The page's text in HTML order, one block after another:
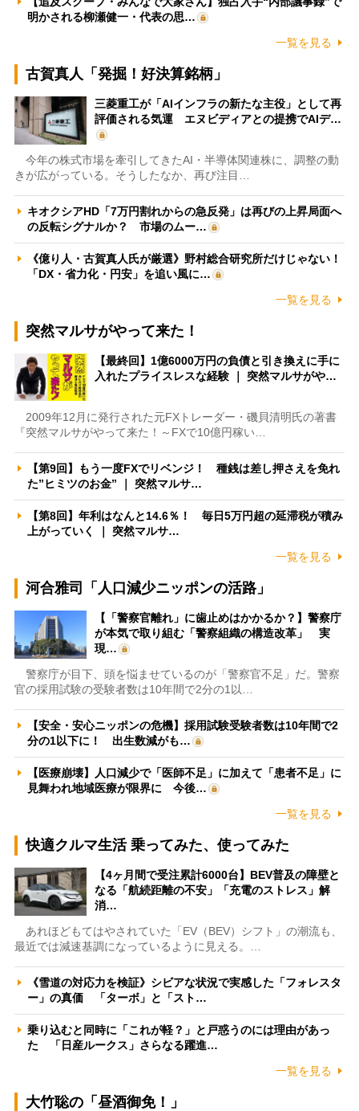
明かされる柳瀬健一・代表の思…
一覧を見る
古賀真人「発掘！好決算銘柄」
三菱重工が「AIインフラの新たな主役」として再
評価される気運 エヌビディアとの提携でAIデ…
今年の株式市場を牽引してきたAI・半導体関連株に、調整の動
きが広がっている。そうしたなか、再び注目…
キオクシアHD「7万円割れからの急反発」は再びの上昇局面へ
の反転シグナルか？ 市場のムー…
《億り人・古賀真人氏が厳選》野村総合研究所だけじゃない！
「DX・省力化・円安」を追い風に…
一覧を見る
突然マルサがやって来た！
【最終回】1億6000万円の負債と引き換えに手に
入れたプライスレスな経験 ｜ 突然マルサがや…
2009年12月に発行された元FXトレーダー・磯貝清明氏の著書
『突然マルサがやって来た！～FXで10億円稼い…
【第9回】もう一度FXでリベンジ！ 種銭は差し押さえを免れ
た”ヒミツのお金” ｜ 突然マルサ…
【第8回】年利はなんと14.6％！ 毎日5万円超の延滞税が積み
上がっていく ｜ 突然マルサ…
一覧を見る
河合雅司「人口減少ニッポンの活路」
【「警察官離れ」に歯止めはかかるか？】警察庁
が本気で取り組む「警察組織の構造改革」 実
現…
警察庁が目下、頭を悩ませているのが「警察官不足」だ。警察
官の採用試験の受験者数は10年間で2分の1以…
【安全・安心ニッポンの危機】採用試験受験者数は10年間で2
分の1以下に！ 出生数減がも…
【医療崩壊】人口減少で「医師不足」に加えて「患者不足」に
見舞われ地域医療が限界に 今後…
一覧を見る
快適クルマ生活 乗ってみた、使ってみた
【4ヶ月間で受注累計6000台】BEV普及の障壁と
なる「航続距離の不安」「充電のストレス」解
消…
あれほどもてはやされていた「EV（BEV）シフト」の潮流も、
最近では減速基調になっているように見える。…
《雪道の対応力を検証》シビアな状況で実感した「フォレスタ
ー」の真価 「ターボ」と「スト…
乗り込むと同時に「これが軽？」と戸惑うのには理由があっ
た 「日産ルークス」さらなる躍進…
一覧を見る
大竹聡の「昼酒御免！」